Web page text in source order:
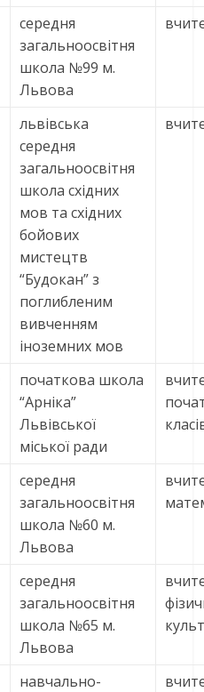
середня
загальноосвітня
школа №99 м.
Львова
львівська
середня
загальноосвітня
школа східних
мов та східних
бойових
мистецтв
“Будокан” з
поглибленим
вивченням
іноземних мов
початкова школа
“Арніка”
Львівської
міської ради
середня
загальноосвітня
школа №60 м.
Львова
середня
загальноосвітня
школа №65 м.
Львова
навчально-